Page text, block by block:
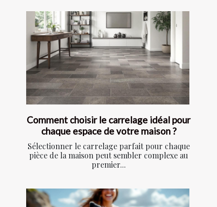
Comment choisir le carrelage idéal pour
chaque espace de votre maison ?
Sélectionner le carrelage parfait pour chaque
pièce de la maison peut sembler complexe au
premier...